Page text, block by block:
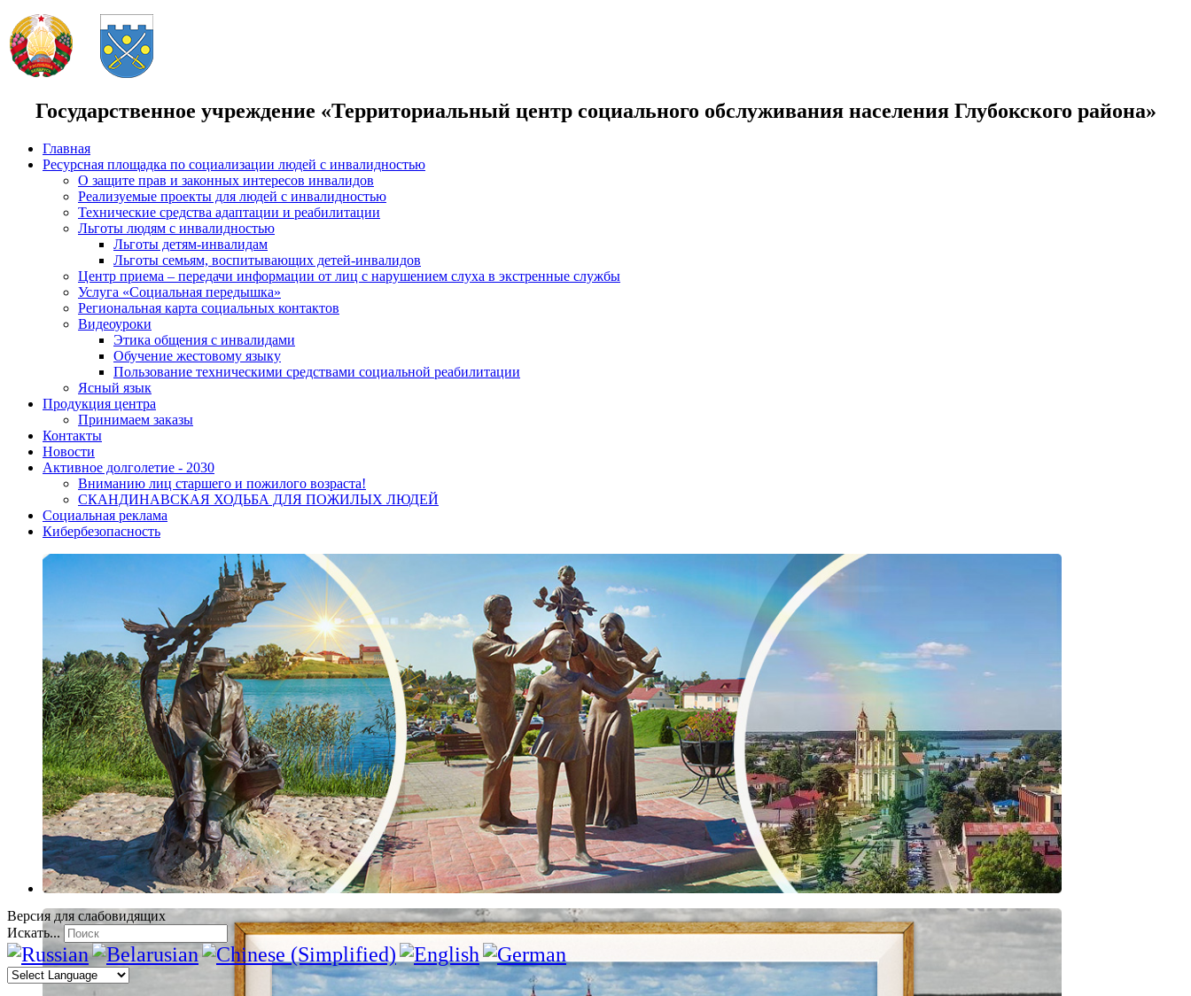
Государственное учреждение «Территориальный центр социального обслуживания населения Глубокского района»
Главная
Ресурсная площадка по социализации людей с инвалидностью
О защите прав и законных интересов инвалидов
Реализуемые проекты для людей с инвалидностью
Технические средства адаптации и реабилитации
Льготы людям с инвалидностью
Льготы детям-инвалидам
Льготы семьям, воспитывающих детей-инвалидов
Центр приема – передачи информации от лиц с нарушением слуха в экстренные службы
Услуга «Социальная передышка»
Региональная карта социальных контактов
Видеоуроки
Этика общения с инвалидами
Обучение жестовому языку
Пользование техническими средствами социальной реабилитации
Ясный язык
Продукция центра
Принимаем заказы
Контакты
Новости
Активное долголетие - 2030
Вниманию лиц старшего и пожилого возраста!
CКАНДИНАВСКАЯ ХОДЬБА ДЛЯ ПОЖИЛЫХ ЛЮДЕЙ
Социальная реклама
Кибербезопасность
Версия для слабовидящих
Искать...